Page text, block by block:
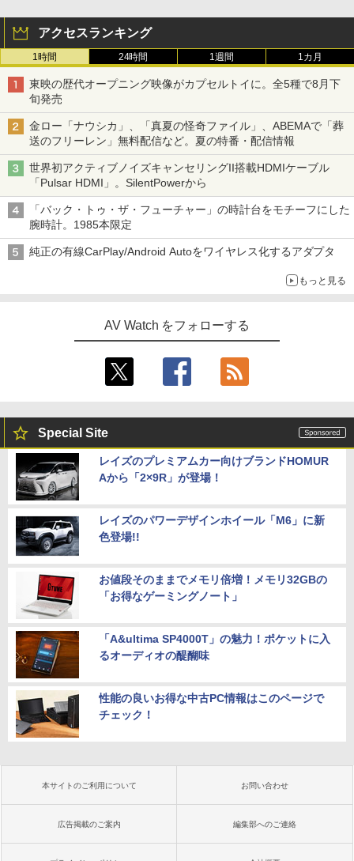
アクセスランキング
1時間 24時間 1週間 1カ月
東映の歴代オープニング映像がカプセルトイに。全5種で8月下
旬発売
金ロー「ナウシカ」、「真夏の怪奇ファイル」、ABEMAで「葬
送のフリーレン」無料配信など。夏の特番・配信情報
世界初アクティブノイズキャンセリングII搭載HDMIケーブル
「Pulsar HDMI」。SilentPowerから
「バック・トゥ・ザ・フューチャー」の時計台をモチーフにした
腕時計。1985本限定
純正の有線CarPlay/Android Autoをワイヤレス化するアダプタ
もっと見る
AV Watch をフォローする
Special Site
レイズのプレミアムカー向けブランドHOMUR
Aから「2×9R」が登場！
レイズのパワーデザインホイール「M6」に新
色登場!!
お値段そのままでメモリ倍増！メモリ32GBの
「お得なゲーミングノート」
「A&ultima SP4000T」の魅力！ポケットに入
るオーディオの醍醐味
性能の良いお得な中古PC情報はこのページで
チェック！
本サイトのご利用について お問い合わせ
広告掲載のご案内 編集部へのご連絡